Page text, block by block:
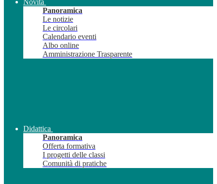
Novità
Panoramica
Le notizie
Le circolari
Calendario eventi
Albo online
Amministrazione Trasparente
Didattica
Panoramica
Offerta formativa
I progetti delle classi
Comunità di pratiche